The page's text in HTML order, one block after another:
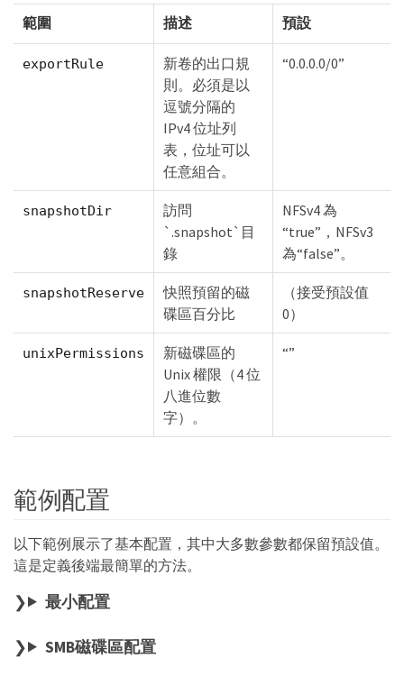
範圍 描述 預設
exportRule
新卷的出口規
則。必須是以
逗號分隔的
IPv4 位址列
表，位址可以
任意組合。
“0.0.0.0/0”
snapshotDir
訪問
`.snapshot`目
錄
NFSv4 為
“true”，NFSv3
為“false”。
snapshotReserve
快照預留的磁
碟區百分比
（接受預設值
0）
unixPermissions
新磁碟區的
Unix 權限（4 位
八進位數
字）。
“”
範例配置
以下範例展示了基本配置，其中大多數參數都保留預設值。
這是定義後端最簡單的方法。
最小配置
SMB磁碟區配置